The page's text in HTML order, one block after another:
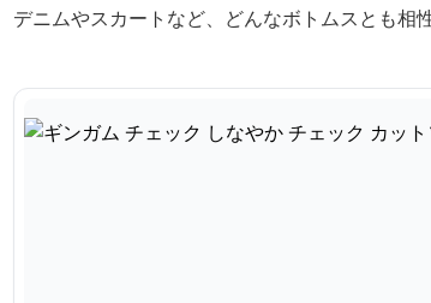
デニムやスカートなど、どんなボトムスとも相